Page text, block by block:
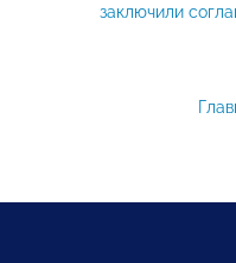
заключили